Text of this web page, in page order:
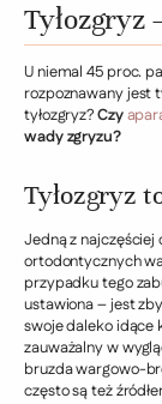
Tyłozgryz
U niemal 45 proc.
rozpoznawany jest
tyłozgryz?Czy
wady zgryzu?
Tyłozgryz
Jedną z
ortodontycznych
przypadku tego
ustawiona – jest
swoje daleko idące
zauważalny w
bruzda wargowo-
często są też